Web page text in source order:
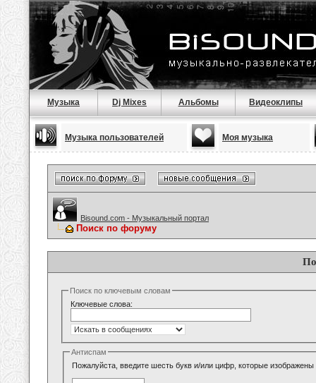
Музыка Dj Mixes Альбомы Видеоклипы
Музыка пользователей Моя музыка
Bisound.com - Музыкальный портал
Поиск по форуму
Поиск по ключевым словам
Ключевые слова:
Антиспам
Пожалуйста, введите шесть букв и/или цифр, которые изображены